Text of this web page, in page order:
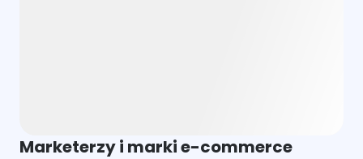
Marketerzy i marki e-commerce